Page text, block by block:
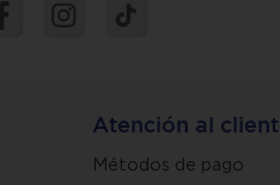
Atención al
Métodos de pago